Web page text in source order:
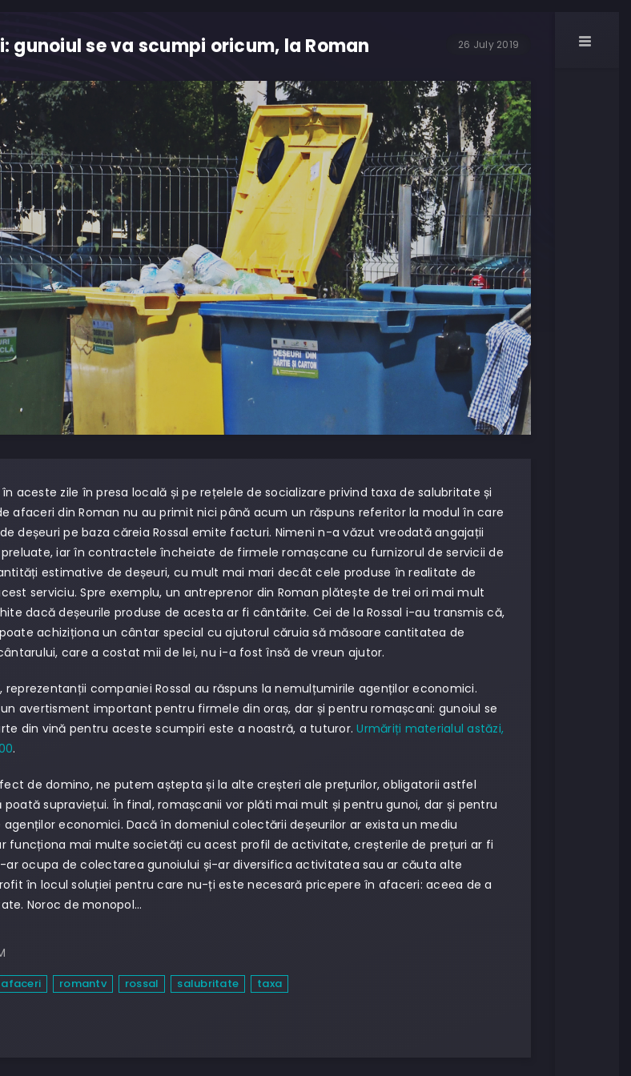
gunoiul se va scumpi oricum, la Roman 26 July 2019
aceste zile în presa locală și pe rețelele de socializare privind taxa de salubritate și
afaceri din Roman nu au primit nici până acum un răspuns referitor la modul în care
deșeuri pe baza căreia Rossal emite facturi. Nimeni n-a văzut vreodată angajații
preluate, iar în contractele încheiate de firmele romașcane cu furnizorul de servicii de
estimative de deșeuri, cu mult mai mari decât cele produse în realitate de
serviciu. Spre exemplu, un antreprenor din Roman plătește de trei ori mai mult
dacă deșeurile produse de acesta ar fi cântărite. Cei de la Rossal i-au transmis că,
achiziționa un cântar special cu ajutorul căruia să măsoare cantitatea de
care a costat mii de lei, nu i-a fost însă de vreun ajutor.
, reprezentanții companiei Rossal au răspuns la nemulțumirile agenților economici.
avertisment important pentru firmele din oraș, dar și pentru romașcani: gunoiul se
din vină pentru aceste scumpiri este a noastră, a tuturor.Urmăriți materialul astăzi,
.
de domino, ne putem aștepta și la alte creșteri ale prețurilor, obligatorii astfel
supraviețui. În final, romașcanii vor plăti mai mult și pentru gunoi, dar și pentru
economici. Dacă în domeniul colectării deșeurilor ar exista un mediu
funcționa mai multe societăți cu acest profil de activitate, creșterile de prețuri ar fi
ar ocupa de colectarea gunoiului și-ar diversifica activitatea sau ar căuta alte
în locul soluției pentru care nu-ți este necesară pricepere în afaceri: aceea de a
Noroc de monopol…
afaceri romantv rossal salubritate taxa